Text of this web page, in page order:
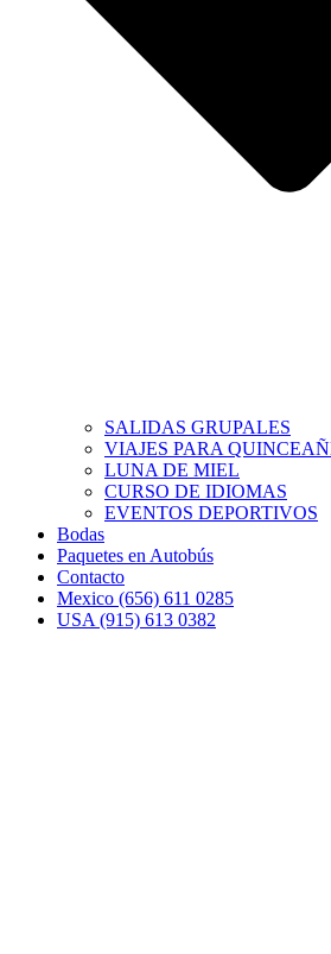
SALIDAS GRUPALES
VIAJES PARA
LUNA DE MIEL
CURSO DE IDIOMAS
EVENTOS DEPORTIVOS
Bodas
Paquetes en Autobús
Contacto
Mexico (656) 611 0285
USA (915) 613 0382